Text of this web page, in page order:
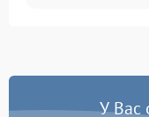
Постоянные сбои в
У Вас